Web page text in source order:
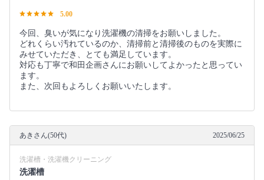
5.00
今回、臭いが気になり洗濯機の清掃をお願いしました。
どれくらい汚れているのか、清掃前と清掃後のものを実際に
みせていただき、とても満足しています。
対応も丁寧で和田企画さんにお願いしてよかったと思ってい
ます。
また、次回もよろしくお願いいたします。
あきさん(50代) 2025/06/25
洗濯槽・洗濯機クリーニング
洗濯槽